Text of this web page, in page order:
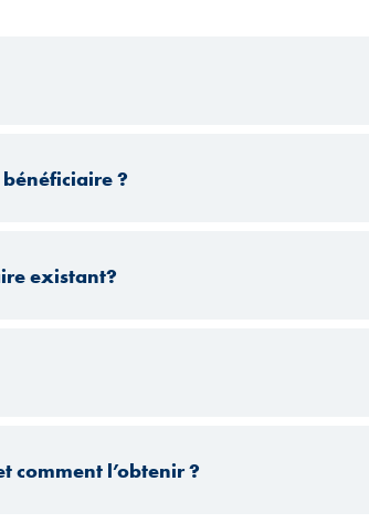
?
existant?
comment l’obtenir ?